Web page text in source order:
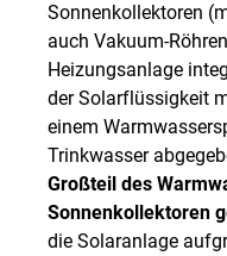
Sonnenkollektoren
auch Vakuum-
Heizungsanlage
der Solarflüssigkeit
einem
Trinkwasser
Großteil des
Sonnenkollektoren
die Solaranlage